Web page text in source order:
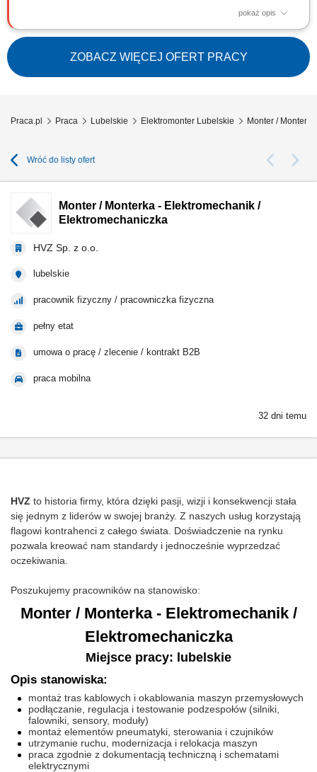
pokaż opis
Zakres obowiązków: Realizacja prac montażowych oraz serwisowych
przy instalacjach elektrycznych na projektach przemysłowych w Europie.
Wykonywanie prac zgodnie z obowiązującymi standardami i
wymaganiami technicznymi. Współpraca z zespołem oraz dbałość o
bezpieczeństwo podczas realizacji zadań.
ZOBACZ WIĘCEJ OFERT PRACY
Praca.pl Praca Lubelskie Elektromonter Lubelskie Monter /
Wróć do listy ofert
Monter / Monterka - Elektromechanik /
Elektromechaniczka
HVZ Sp. z o.o.
lubelskie
pracownik fizyczny / pracowniczka fizyczna
pełny etat
umowa o pracę / zlecenie / kontrakt B2B
praca mobilna
32 dni temu
HVZ to historia firmy, która dzięki pasji, wizji i konsekwencji stała
się jednym z liderów w swojej branży. Z naszych usług korzystają
flagowi kontrahenci z całego świata. Doświadczenie na rynku
pozwala kreować nam standardy i jednocześnie wyprzedzać
oczekiwania.
Poszukujemy pracowników na stanowisko:
Monter / Monterka - Elektromechanik /
Elektromechaniczka
Miejsce pracy: lubelskie
Opis stanowiska:
montaż tras kablowych i okablowania maszyn przemysłowych
podłączanie, regulacja i testowanie podzespołów (silniki,
falowniki, sensory, moduły)
montaż elementów pneumatyki, sterowania i czujników
utrzymanie ruchu, modernizacja i relokacja maszyn
praca zgodnie z dokumentacją techniczną i schematami
elektrycznymi